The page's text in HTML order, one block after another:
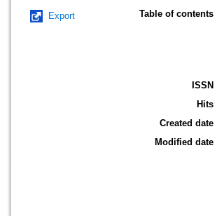
Export
Table of contents
ISSN
Hits
Created date
Modified date